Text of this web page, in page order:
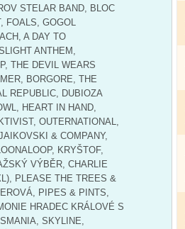
STELAR BAND, BLOC
FOALS, GOGOL
A DAY TO
ANTHEM,
THE DEVIL WEARS
BORGORE, THE
REPUBLIC, DUBIOZA
HEART IN HAND,
OUTERNATIONAL,
& COMPANY,
KRYŠTOF,
VÝBĚR, CHARLIE
PLEASE THE TREES &
PIPES & PINTS,
HRADEC KRÁLOVÉ S
SKYLINE,